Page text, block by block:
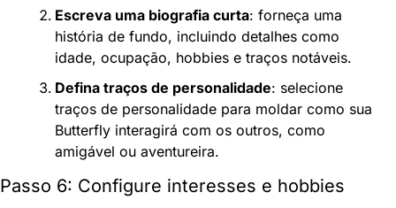
Escreva uma biografia curta: forneça uma
história de fundo, incluindo detalhes como
idade, ocupação, hobbies e traços notáveis.
Defina traços de personalidade: selecione
traços de personalidade para moldar como sua
Butterfly interagirá com os outros, como
amigável ou aventureira.
Passo 6: Configure interesses e hobbies